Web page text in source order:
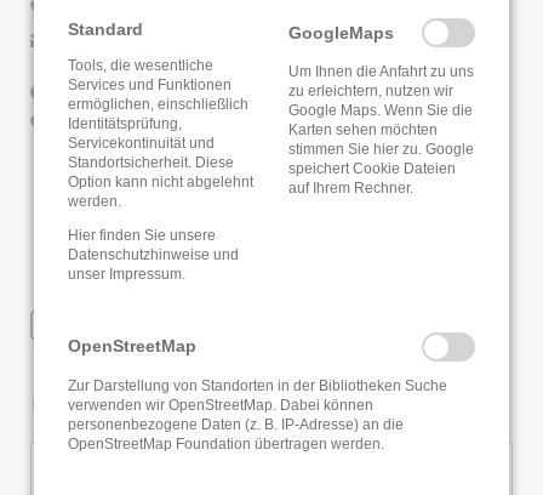
E-Mail senden
Website
Google Routenplaner
KATALOG ONLEIHE
Öffnungszeiten
Standard
Tools, die wesentliche
Services und Funktionen
ermöglichen, einschließlich
Identitätsprüfung,
Servicekontinuität und
Standortsicherheit. Diese
Option kann nicht abgelehnt
werden.
Hier finden Sie unsere
Datenschutzhinweise und
unser Impressum.
GoogleMaps
Um Ihnen die Anfahrt zu uns
zu erleichtern, nutzen wir
Google Maps. Wenn Sie die
Karten sehen möchten
stimmen Sie hier zu. Google
speichert Cookie Dateien
auf Ihrem Rechner.
OpenStreetMap
Zur Darstellung von Standorten in der Bibliotheken Suche
verwenden wir OpenStreetMap. Dabei können
personenbezogene Daten (z. B. IP-Adresse) an die
OpenStreetMap Foundation übertragen werden.